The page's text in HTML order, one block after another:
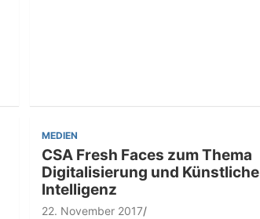
MEDIEN
CSA Fresh Faces zum Thema
Digitalisierung und Künstliche
Intelligenz
22. November 2017